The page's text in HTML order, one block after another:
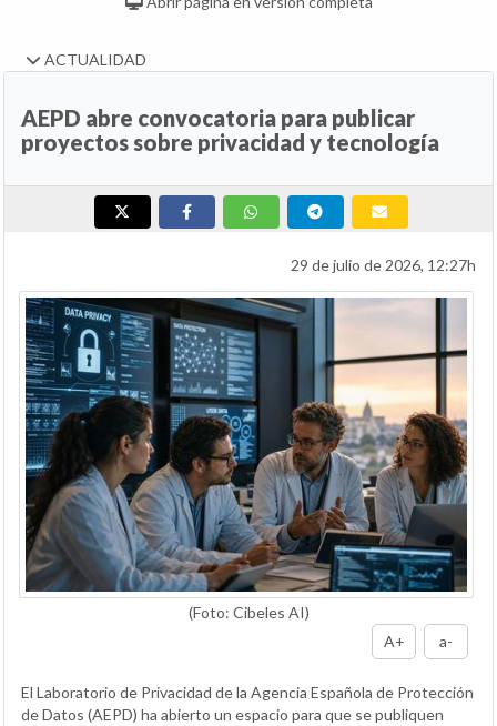
ACTUALIDAD
AEPD abre convocatoria para publicar
proyectos sobre privacidad y tecnología
29 de julio de 2026, 12:27h
(Foto: Cibeles AI)
A+
a-
El Laboratorio de Privacidad de la Agencia Española de Protección
de Datos (AEPD) ha abierto un espacio para que se publiquen